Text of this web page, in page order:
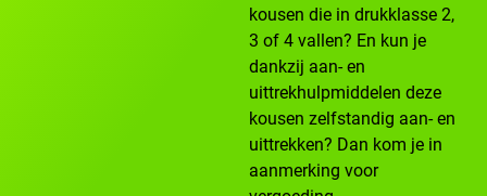
kousen die in drukklasse 2,
3 of 4 vallen? En kun je
dankzij aan- en
uittrekhulpmiddelen deze
kousen zelfstandig aan- en
uittrekken? Dan kom je in
aanmerking voor